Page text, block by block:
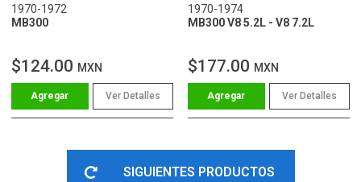
1970-1972
MB300
$124.00 MXN
Ver Detalles
1970-1974
MB300 V8 5.2L - V8 7.2L
$177.00 MXN
Ver Detalles
SIGUIENTES PRODUCTOS